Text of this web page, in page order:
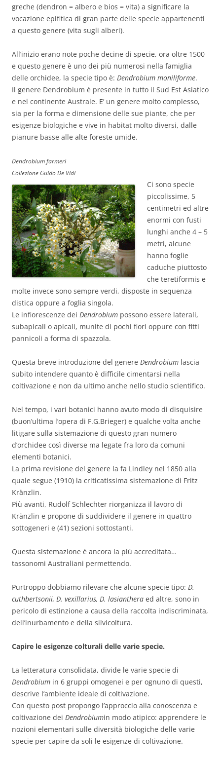
greche (dendron = albero e bios = vita) a significare la
vocazione epifitica di gran parte delle specie appartenenti
a questo genere (vita sugli alberi).
All’inizio erano note poche decine di specie, ora oltre 1500
e questo genere è uno dei più numerosi nella famiglia
delle orchidee, la specie tipo è: Dendrobium moniliforme.
Il genere Dendrobium è presente in tutto il Sud Est Asiatico
e nel continente Australe. E’ un genere molto complesso,
sia per la forma e dimensione delle sue piante, che per
esigenze biologiche e vive in habitat molto diversi, dalle
pianure basse alle alte foreste umide.
Dendrobium farmeri
Collezione Guido De Vidi
Ci sono specie
piccolissime, 5
centimetri ed altre
enormi con fusti
lunghi anche 4 – 5
metri, alcune
hanno foglie
caduche piuttosto
che teretiformis e
molte invece sono sempre verdi, disposte in sequenza
distica oppure a foglia singola.
Le infiorescenze dei Dendrobium possono essere laterali,
subapicali o apicali, munite di pochi fiori oppure con fitti
pannicoli a forma di spazzola.
Questa breve introduzione del genere Dendrobium lascia
subito intendere quanto è difficile cimentarsi nella
coltivazione e non da ultimo anche nello studio scientifico.
Nel tempo, i vari botanici hanno avuto modo di disquisire
(buon’ultima l’opera di F.G.Brieger) e qualche volta anche
litigare sulla sistemazione di questo gran numero
d’orchidee così diverse ma legate fra loro da comuni
elementi botanici.
La prima revisione del genere la fa Lindley nel 1850 alla
quale segue (1910) la criticatissima sistemazione di Fritz
Kränzlin.
Più avanti, Rudolf Schlechter riorganizza il lavoro di
Kränzlin e propone di suddividere il genere in quattro
sottogeneri e (41) sezioni sottostanti.
Questa sistemazione è ancora la più accreditata…
tassonomi Australiani permettendo.
Purtroppo dobbiamo rilevare che alcune specie tipo: D.
cuthbertsonii, D. vexillarius, D. lasianthera ed altre, sono in
pericolo di estinzione a causa della raccolta indiscriminata,
dell’inurbamento e della silvicoltura.
Capire le esigenze colturali delle varie specie.
La letteratura consolidata, divide le varie specie di
Dendrobium in 6 gruppi omogenei e per ognuno di questi,
descrive l’ambiente ideale di coltivazione.
Con questo post propongo l’approccio alla conoscenza e
coltivazione dei Dendrobiumin modo atipico: apprendere le
nozioni elementari sulle diversità biologiche delle varie
specie per capire da soli le esigenze di coltivazione.